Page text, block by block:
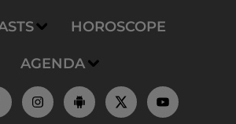
HOROSCOPE
AGENDA